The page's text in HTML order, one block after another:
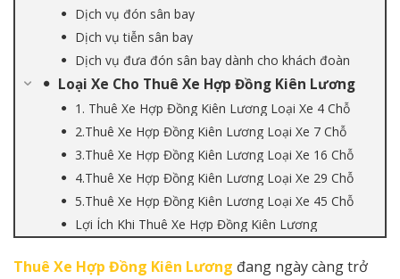
Dịch vụ đón sân bay
Dịch vụ tiễn sân bay
Dịch vụ đưa đón sân bay dành cho khách đoàn
Loại Xe Cho Thuê Xe Hợp Đồng Kiên Lương
1. Thuê Xe Hợp Đồng Kiên Lương Loại Xe 4 Chỗ
2.Thuê Xe Hợp Đồng Kiên Lương Loại Xe 7 Chỗ
3.Thuê Xe Hợp Đồng Kiên Lương Loại Xe 16 Chỗ
4.Thuê Xe Hợp Đồng Kiên Lương Loại Xe 29 Chỗ
5.Thuê Xe Hợp Đồng Kiên Lương Loại Xe 45 Chỗ
Lợi Ích Khi Thuê Xe Hợp Đồng Kiên Lương
Thuê Xe Hợp Đồng Kiên Lương đang ngày càng trở